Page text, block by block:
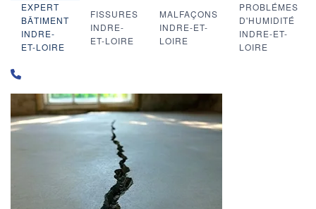
EXPERT
BÂTIMENT
INDRE-
ET-LOIRE
FISSURES
INDRE-
ET-LOIRE
MALFAÇONS
INDRE-ET-
LOIRE
PROBLÉMES
D'HUMIDITÉ
INDRE-ET-
LOIRE